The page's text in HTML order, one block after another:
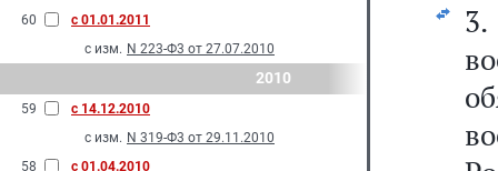
60
с 01.01.2011
с изм. N 223-Ф3 от 27.07.2010
2010
59
с 14.12.2010
с изм. N 319-Ф3 от 29.11.2010
58
с 01.04.2010